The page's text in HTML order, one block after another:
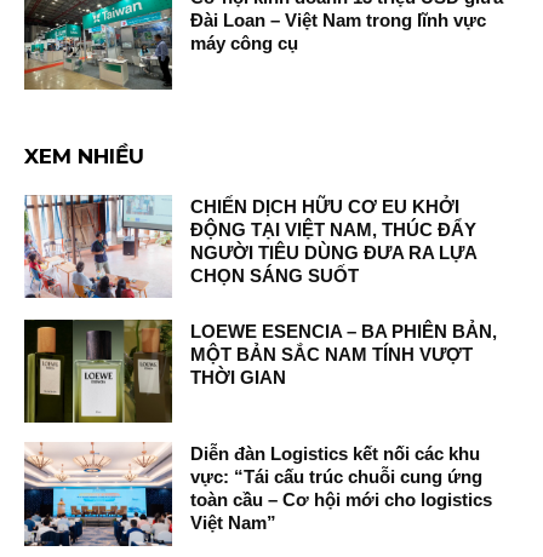
Đài Loan – Việt Nam trong lĩnh vực
máy công cụ
XEM NHIỀU
CHIẾN DỊCH HỮU CƠ EU KHỞI
ĐỘNG TẠI VIỆT NAM, THÚC ĐẨY
NGƯỜI TIÊU DÙNG ĐƯA RA LỰA
CHỌN SÁNG SUỐT
LOEWE ESENCIA – BA PHIÊN BẢN,
MỘT BẢN SẮC NAM TÍNH VƯỢT
THỜI GIAN
Diễn đàn Logistics kết nối các khu
vực: “Tái cấu trúc chuỗi cung ứng
toàn cầu – Cơ hội mới cho logistics
Việt Nam”